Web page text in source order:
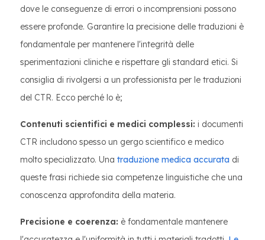
dove le conseguenze di errori o incomprensioni possono
essere profonde. Garantire la precisione delle traduzioni è
fondamentale per mantenere l'integrità delle
sperimentazioni cliniche e rispettare gli standard etici. Si
consiglia di rivolgersi a un professionista per le traduzioni
del CTR. Ecco perché lo è;
Contenuti scientifici e medici complessi: i documenti
CTR includono spesso un gergo scientifico e medico
molto specializzato. Una traduzione medica accurata di
queste frasi richiede sia competenze linguistiche che una
conoscenza approfondita della materia.
Precisione e coerenza: è fondamentale mantenere